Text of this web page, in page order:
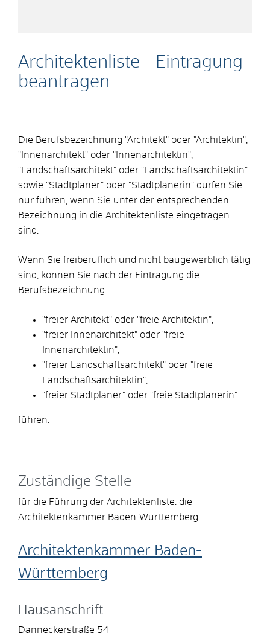
Architektenliste - Eintragung
beantragen
Die Berufsbezeichnung "Architekt" oder "Architektin",
"Innenarchitekt" oder "Innenarchitektin",
"Landschaftsarchitekt" oder "Landschaftsarchitektin"
sowie "Stadtplaner" oder "Stadtplanerin" dürfen Sie
nur führen, wenn Sie unter der entsprechenden
Bezeichnung in die Architektenliste eingetragen
sind.
Wenn Sie freiberuflich und nicht baugewerblich tätig
sind
können Sie nach der Eintragung die
Berufsbezeichnung
"freier Architekt" oder "freie Architektin",
"freier Innenarchitekt" oder "freie
Innenarchitektin",
"freier Landschaftsarchitekt" oder "freie
Landschaftsarchitektin",
"freier Stadtplaner" oder "freie Stadtplanerin"
führen.
Zuständige Stelle
für die Führung der Architektenliste: die
Architektenkammer Baden-Württemberg
Architektenkammer Baden-
Württemberg
Hausanschrift
Danneckerstraße 54